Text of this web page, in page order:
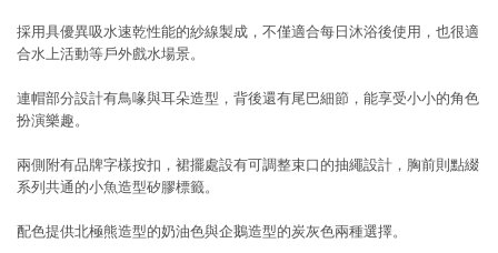
採用具優異吸水速乾性能的紗線製成，不僅適合每日沐浴後使用，也很適
合水上活動等戶外戲水場景。
連帽部分設計有鳥喙與耳朵造型，背後還有尾巴細節，能享受小小的角色
扮演樂趣。
兩側附有品牌字樣按扣，裙擺處設有可調整束口的抽繩設計，胸前則點綴
系列共通的小魚造型矽膠標籤。
配色提供北極熊造型的奶油色與企鵝造型的炭灰色兩種選擇。